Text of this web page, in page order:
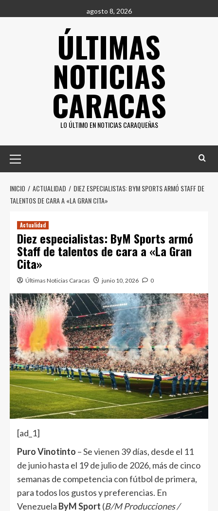
al
agosto 8, 2026
ÚLTIMAS
NOTICIAS
CARACAS
LO ÚLTIMO EN NOTICIAS CARAQUEÑAS
principal
INICIO ACTUALIDAD
DIEZ ESPECIALISTAS: BYM SPORTS ARMÓ STAFF DE
TALENTOS DE CARA A «LA GRAN CITA»
Actualidad
Diez especialistas: ByM Sports armó
Staff de talentos de cara a «La Gran
Cita»
Últimas Noticias Caracas junio 10, 2026 0
[ad_1]
Puro Vinotinto – Se vienen 39 días, desde el 11
de junio hasta el 19 de julio de 2026, más de cinco
semanas de competencia con fútbol de primera,
para todos los gustos y preferencias. En
Venezuela ByM Sport (B/M Producciones /